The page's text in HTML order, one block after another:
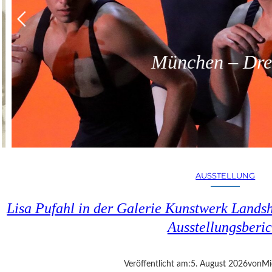
München –
AUSSTELLUNG
Lisa Pufahl in der Galerie Kunstwerk
Veröffentlicht am:5. August 2026von